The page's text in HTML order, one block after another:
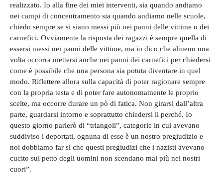
realizzato. Io alla fine dei miei interventi, sia quando andiamo
nei campi di concentramento sia quando andiamo nelle scuole,
chiedo sempre se si siano messi più nei panni delle vittime o dei
carnefici. Ovviamente la risposta dei ragazzi è sempre quella di
essersi messi nei panni delle vittime, ma io dico che almeno una
volta occorra mettersi anche nei panni dei carnefici per chiedersi
come è possibile che una persona sia potuta diventare in quel
modo. Riflettere allora sulla capacità di poter ragionare sempre
con la propria testa e di poter fare autonomamente le proprio
scelte, ma occorre durare un pò di fatica. Non girarsi dall’altra
parte, guardarsi intorno e soprattutto chiedersi il perché. Io
questo giorno parlerò di “triangoli”, categorie in cui avevano
suddiviso i deportati, ognuna di esse è un nostro pregiudizio e
noi dobbiamo far si che questi pregiudizi che i nazisti avevano
cucito sul petto degli uomini non scendano mai più nei nostri
cuori”.